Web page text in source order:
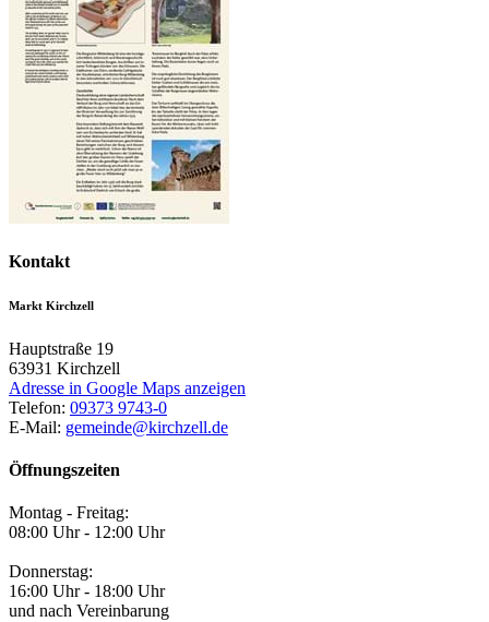
Kontakt
Markt Kirchzell
Hauptstraße 19
63931 Kirchzell
Adresse in Google Maps anzeigen
Telefon: 09373 9743-0
E-Mail: gemeinde@kirchzell.de
Öffnungszeiten
Montag - Freitag:
08:00 Uhr - 12:00 Uhr
Donnerstag:
16:00 Uhr - 18:00 Uhr
und nach Vereinbarung